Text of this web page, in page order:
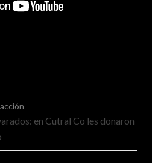
en Cutral Co les donaron